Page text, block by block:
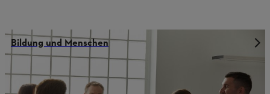
Bildung und Menschen